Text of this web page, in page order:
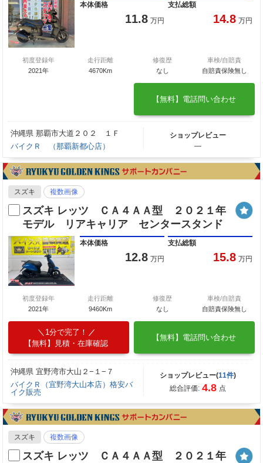
本体価格
11.8 万円
支払総額
14.8 万円
初度登録年
2021年
走行距離
4670Km
修復歴
なし
車検/自賠責
自賠責保険無し
【無料】電話問い合わせ
沖縄県 那覇市大道２０２ １Ｆ
バイクＲ （那覇新都心店）
ショップレビュー
―
スズキ 複数画像
スズキ レッツ ＣＡ４ＡＡ型 ２０２１年
モデル リアキャリア センタースタンド
本体価格
12.8 万円
支払総額
15.8 万円
初度登録年
2021年
走行距離
9460Km
修復歴
なし
車検/自賠責
自賠責保険無し
1分で完了！
【無料】見積・在庫確認
【無料】電話問い合わせ
沖縄県 宜野湾市大山２−１−７
バイクＲ（宜野湾大山本店）格安バ
イク販売
ショップレビュー(11件)
総合評価: 4.8 点
スズキ 複数画像
スズキ レッツ ＣＡ４ＡＡ型 ２０２１年